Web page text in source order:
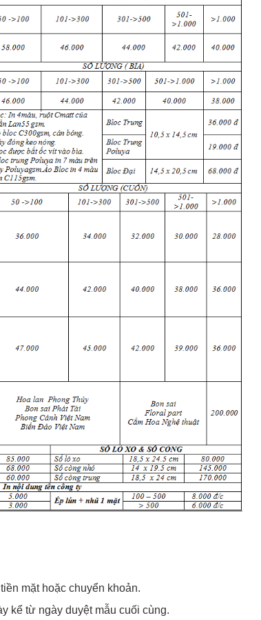
mặt hoặc chuyển khoản.
kể từ ngày duyệt mẫu cuối cùng.